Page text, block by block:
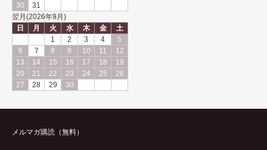
30
31
翌月(2026年9月)
日
月 火 水 木 金
土
1
2 3 4
5
6
7 8 9 10 11
12
13
14 15 16 17 18
19
20
21 22 23 24 25
26
27
28 29 30
メルマガ購読（無料）